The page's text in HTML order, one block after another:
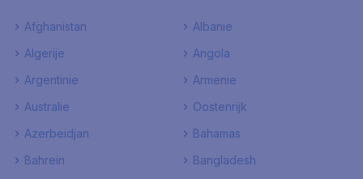
Afghanistan
Albanie
Algerije
Angola
Argentinie
Armenie
Australie
Oostenrijk
Azerbeidjan
Bahamas
Bahrein
Bangladesh